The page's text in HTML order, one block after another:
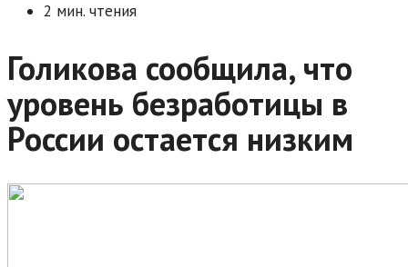
2 мин. чтения
Голикова сообщила, что
уровень безработицы в
России остается низким